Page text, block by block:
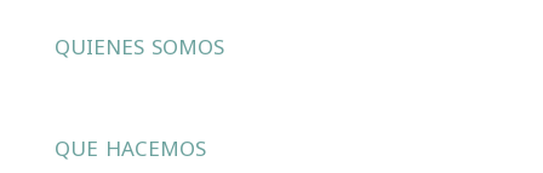
QUIENES SOMOS
QUE HACEMOS